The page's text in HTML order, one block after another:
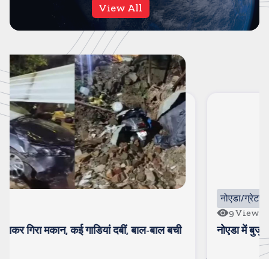
View All
नोएडा में बुजुर्ग व्यापारी और बेटे की बुरी तरह पिटाई